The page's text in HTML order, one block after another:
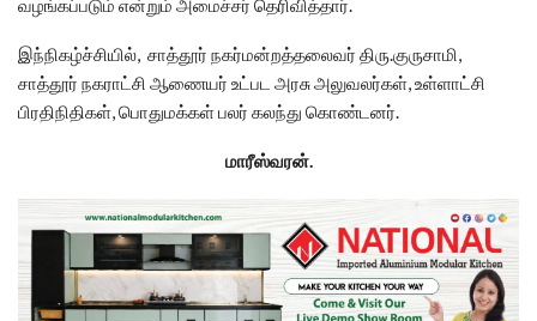
வழங்கப்படும் என்றும் அமைச்சர் தெரிவித்தார்.
இந்நிகழ்ச்சியில், சாத்தூர் நகர்மன்றத்தலைவர் திரு.குருசாமி,
சாத்தூர் நகராட்சி ஆணையர் உட்பட அரசு அலுவலர்கள், உள்ளாட்சி
பிரதிநிதிகள், பொதுமக்கள் பலர் கலந்து கொண்டனர்.
மாரீஸ்வரன்.